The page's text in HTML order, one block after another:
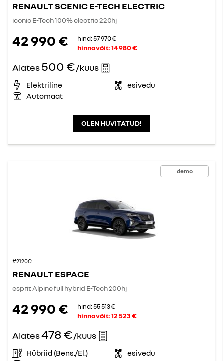
RENAULT SCENIC E-TECH ELECTRIC
iconic E-Tech 100% electric 220hj
42 990 € hind:57 970 €
hinnavõit:14 980 €
Alates500 €/kuus
Elektriline
esivedu
Automaat
OLEN HUVITATUD!
demo
#2120C
RENAULT ESPACE
esprit Alpine full hybrid E-Tech 200hj
42 990 € hind:55 513 €
hinnavõit:12 523 €
Alates478 €/kuus
Hübriid (Bens./El.)
esivedu